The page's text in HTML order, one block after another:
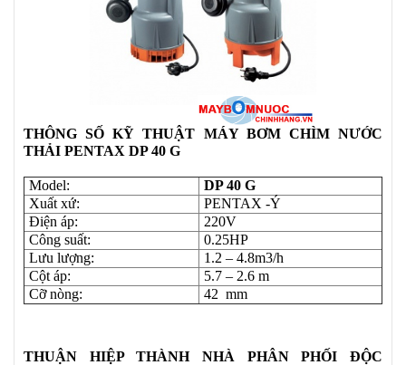
THÔNG SỐ KỸ THUẬT MÁY BƠM CHÌM NƯỚC
THẢI PENTAX DP 40 G
Model:
DP 40 G
Xuất xứ:
PENTAX -Ý
Điện áp:
220V
Công suất:
0.25HP
Lưu lượng:
1.2 – 4.8m3/h
Cột áp:
5.7 – 2.6 m
Cỡ nòng:
42 mm
THUẬN HIỆP THÀNH NHÀ PHÂN PHỐI ĐỘC